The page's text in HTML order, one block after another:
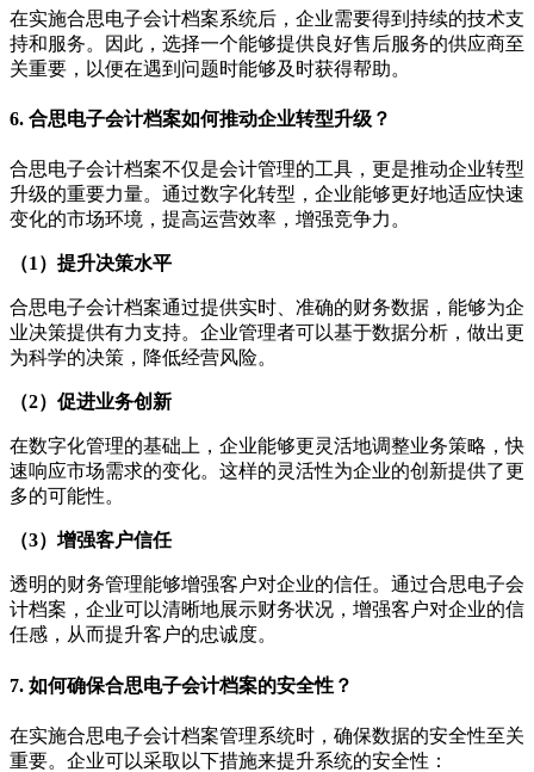
在实施合思电子会计档案系统后，企业需要得到持续的技术支
持和服务。因此，选择一个能够提供良好售后服务的供应商至
关重要，以便在遇到问题时能够及时获得帮助。
6. 合思电子会计档案如何推动企业转型升级？
合思电子会计档案不仅是会计管理的工具，更是推动企业转型
升级的重要力量。通过数字化转型，企业能够更好地适应快速
变化的市场环境，提高运营效率，增强竞争力。
（1）提升决策水平
合思电子会计档案通过提供实时、准确的财务数据，能够为企
业决策提供有力支持。企业管理者可以基于数据分析，做出更
为科学的决策，降低经营风险。
（2）促进业务创新
在数字化管理的基础上，企业能够更灵活地调整业务策略，快
速响应市场需求的变化。这样的灵活性为企业的创新提供了更
多的可能性。
（3）增强客户信任
透明的财务管理能够增强客户对企业的信任。通过合思电子会
计档案，企业可以清晰地展示财务状况，增强客户对企业的信
任感，从而提升客户的忠诚度。
7. 如何确保合思电子会计档案的安全性？
在实施合思电子会计档案管理系统时，确保数据的安全性至关
重要。企业可以采取以下措施来提升系统的安全性：